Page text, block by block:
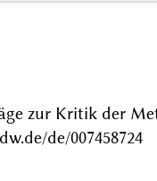
zur Kritik der
de/007458724